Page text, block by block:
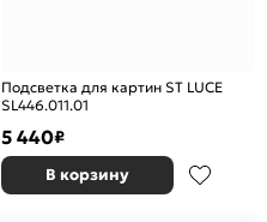
Подсветка для картин ST LUCE
SL446.011.01
5 440₽
В корзину